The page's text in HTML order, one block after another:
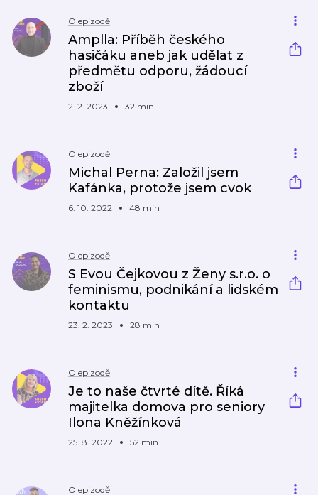
O epizodě
Amplla: Příběh českého
hasičáku aneb jak udělat z
předmětu odporu, žádoucí
zboží
2. 2. 2023 32 min
O epizodě
Michal Perna: Založil jsem
Kafánka, protože jsem cvok
6. 10. 2022 48 min
O epizodě
S Evou Čejkovou z Ženy s.r.o. o
feminismu, podnikání a lidském
kontaktu
23. 2. 2023 28 min
O epizodě
Je to naše čtvrté dítě. Říká
majitelka domova pro seniory
Ilona Kněžínková
25. 8. 2022 52 min
O epizodě